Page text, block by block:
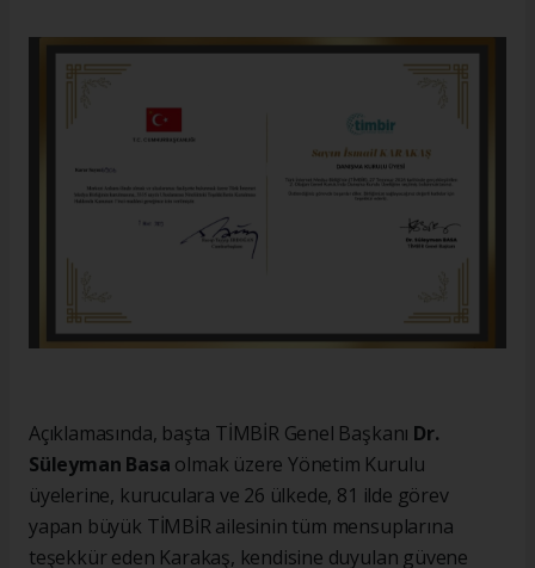
Açıklamasında, başta TİMBİR Genel Başkanı Dr.
Süleyman Basa olmak üzere Yönetim Kurulu
üyelerine, kuruculara ve 26 ülkede, 81 ilde görev
yapan büyük TİMBİR ailesinin tüm mensuplarına
teşekkür eden Karakaş, kendisine duyulan güvene